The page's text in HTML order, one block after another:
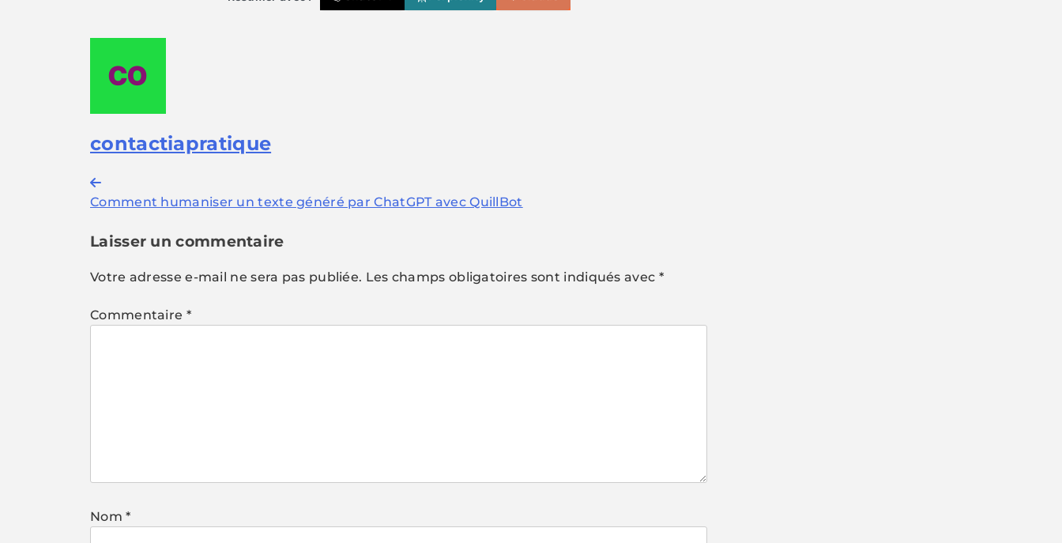
contactiapratique
Navigation
de
l’article
Comment humaniser un texte généré par ChatGPT avec QuillBot
Laisser un commentaire
Votre adresse e-mail ne sera pas publiée. Les champs obligatoires sont indiqués avec *
Commentaire *
Nom*